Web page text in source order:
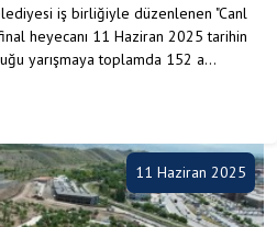
iş birliğiyle düzenlenen "Canl
final heyecanı 11 Haziran 2025 tarihin
yarışmaya toplamda 152 a...
11 Haziran 2025